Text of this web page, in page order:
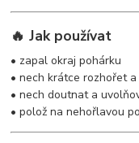
🔥 Jak používat
• zapal okraj pohárku
• nech krátce rozhořet
• nech doutnat a
• polož na nehořlavou